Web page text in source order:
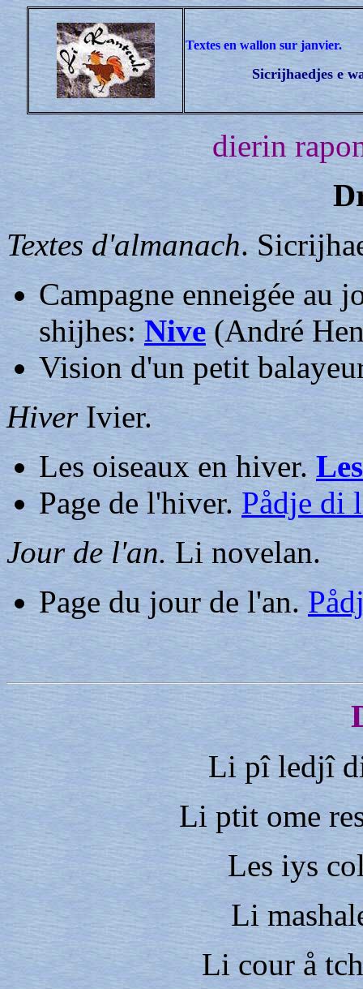
Textes en wallon sur janvier.
Sicrijhaedjes e
dierin
Textes d'almanach.
Campagne enneigée au
shijhes: Nive (André
Vision d'un petit
HiverIvier.
Les oiseaux en hiver.
Page de l'hiver. Pådje di
Jour de l'an.Li novelan.
Page du jour de l'an.
Li pî ledjî
Li ptit ome
Les iys
Li
Li cour å